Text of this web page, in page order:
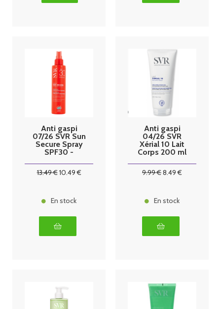
Anti gaspi
07/26 SVR Sun
Secure Spray
SPF30 -
13.49€10.49€
En stock
Anti gaspi
04/26 SVR
Xérial 10 Lait
Corps 200 ml
9.99€8.49 €
En stock